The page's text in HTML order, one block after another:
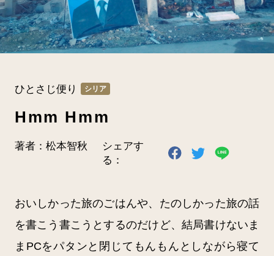
書籍のご注文
書店の方へ
ひとさじ便り シリア
Hmm Hmm
著者：松本智秋
シェアす
る：
おいしかった旅のごはんや、たのしかった旅の話
を書こう書こうとするのだけど、結局書けないま
まPCをパタンと閉じてもんもんとしながら寝て